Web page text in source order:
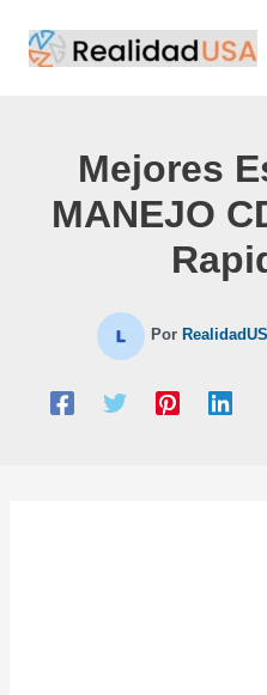
contenido
Mejores
MANEJO
Por